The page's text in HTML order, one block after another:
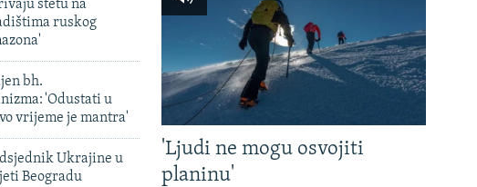
štetu na
ruskog
bh.
'Odustati u
vrijeme je mantra'
Ukrajine u
Beogradu
'Ljudi ne mogu osvojiti
planinu'